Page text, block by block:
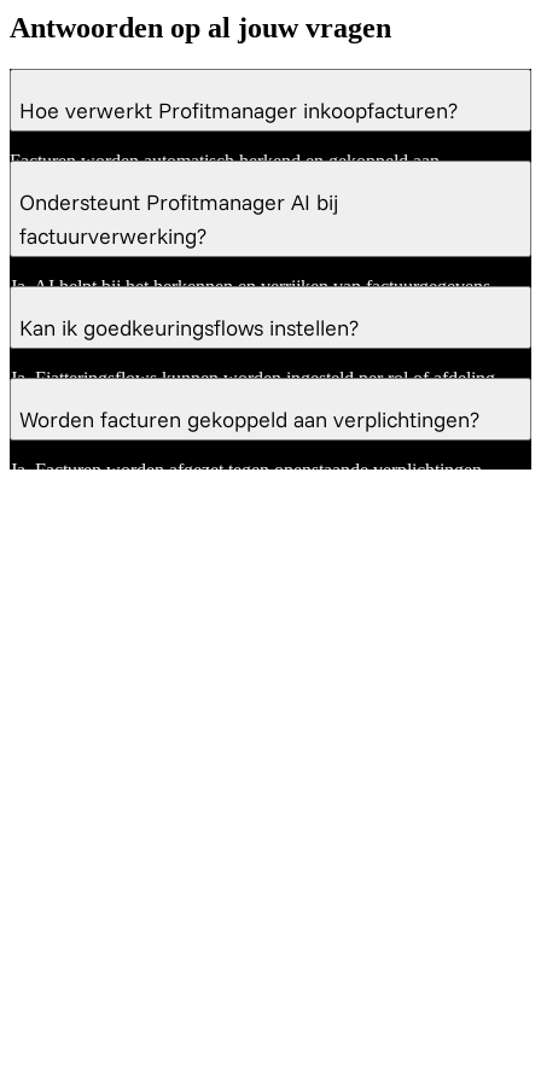
Antwoorden op al jouw vragen
Hoe verwerkt Profitmanager inkoopfacturen?
Facturen worden automatisch herkend en gekoppeld aan
Ondersteunt Profitmanager AI bij
factuurverwerking?
Ja. AI helpt bij het herkennen en verrijken van factuurgegevens.
Kan ik goedkeuringsflows instellen?
Ja. Fiatteringsflows kunnen worden ingesteld per rol of afdeling.
Worden facturen gekoppeld aan verplichtingen?
Ja. Facturen worden afgezet tegen openstaande verplichtingen.